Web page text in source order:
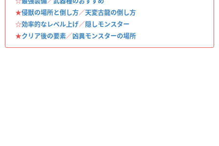
★侵獣の場所と倒し方／天変古龍の倒し方
☆効率的なレベル上げ／隠しモンスター
★クリア後の要素／凶異モンスターの場所